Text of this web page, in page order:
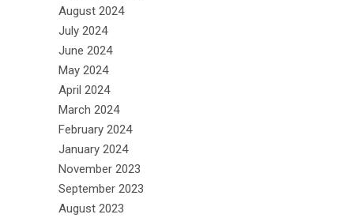
August 2024
July 2024
June 2024
May 2024
April 2024
March 2024
February 2024
January 2024
November 2023
September 2023
August 2023